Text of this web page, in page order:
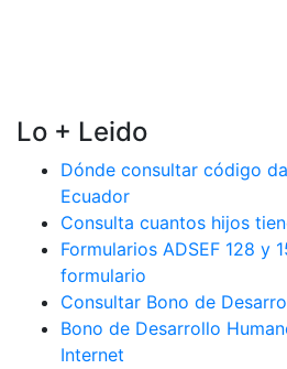
Lo + Leido
Dónde consultar código
Ecuador
Consulta cuantos hijos
Formularios ADSEF 128 y
formulario
Consultar Bono de
Bono de Desarrollo
Internet